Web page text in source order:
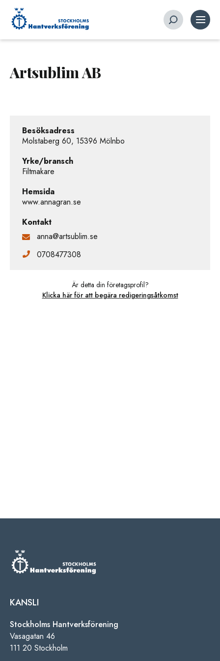
Artsublim AB
Besöksadress
Molstaberg 60, 15396 Mölnbo
Yrke/bransch
Filtmakare
Hemsida
www.annagran.se
Kontakt
anna@artsublim.se
0708477308
Är detta din företagsprofil?
Klicka här för att begära redigeringsåtkomst
KANSLI
Stockholms Hantverksförening
Vasagatan 46
111 20 Stockholm